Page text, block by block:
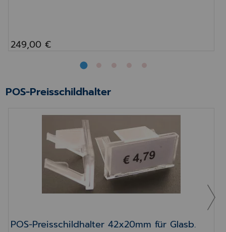
249,00 €
POS-Preisschildhalter
POS-Preisschildhalter 42x20mm für Glasb.
POS-Preisschildhalter 42x20mm für Glasb.